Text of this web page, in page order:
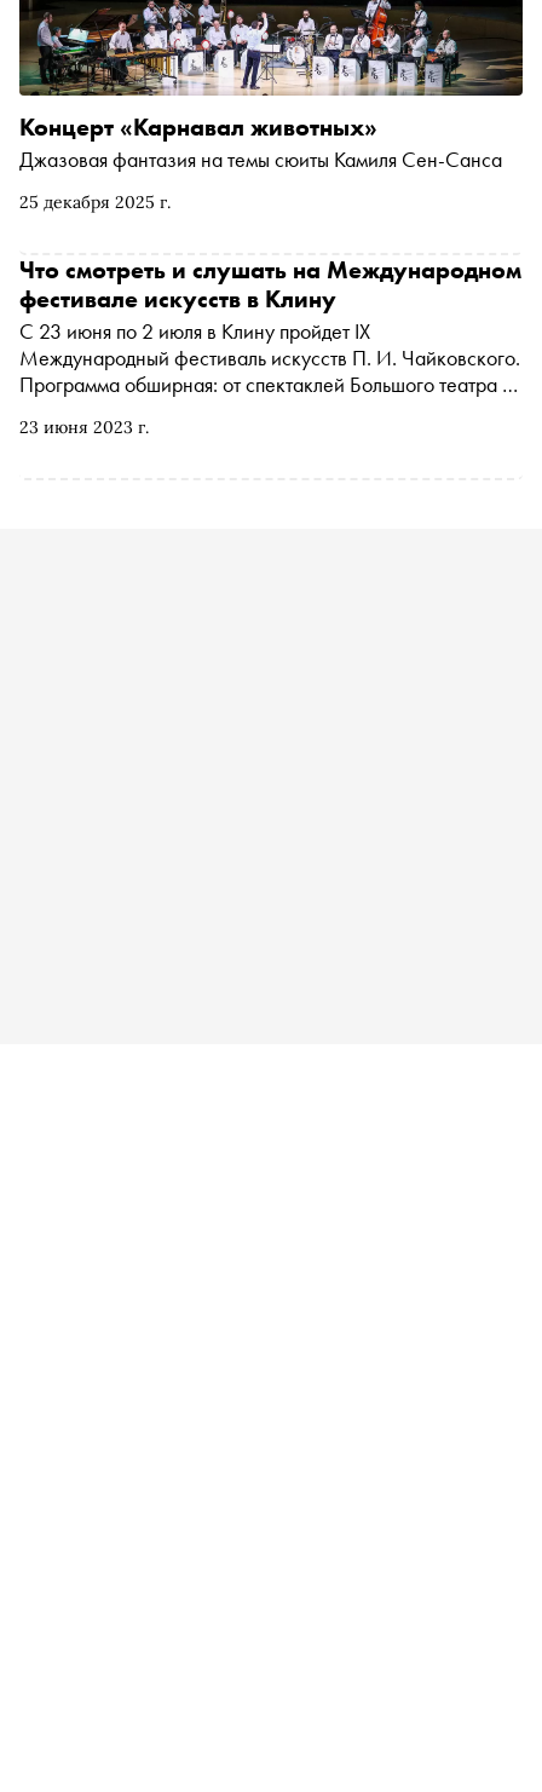
25 декабря 2025 г.
Концерт «Карнавал животных»
Джазовая фантазия на темы сюиты Камиля Сен-Санса
23 июня 2023 г.
Что смотреть и слушать на Международном
фестивале искусств в Клину
С 23 июня по 2 июля в Клину пройдет IX
Международный фестиваль искусств П. И. Чайковского.
Программа обширная: от спектаклей Большого театра до
Башмета. Все события пройдут на территории музея-